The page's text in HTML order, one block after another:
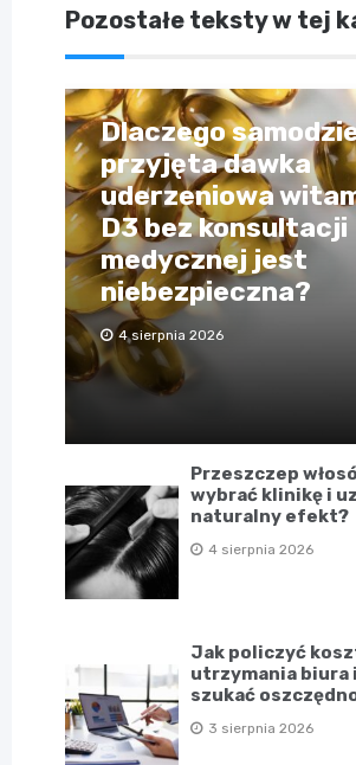
Pozostałe teksty w tej
Dlaczego
przyjęta dawka
uderzeniowa
D3 bez konsultacji
medycznej jest
niebezpieczna?
4 sierpnia 2026
Przeszczep
wybrać klinikę i
naturalny efekt?
4 sierpnia 2026
Jak policzyć
utrzymania biura
szukać
3 sierpnia 2026